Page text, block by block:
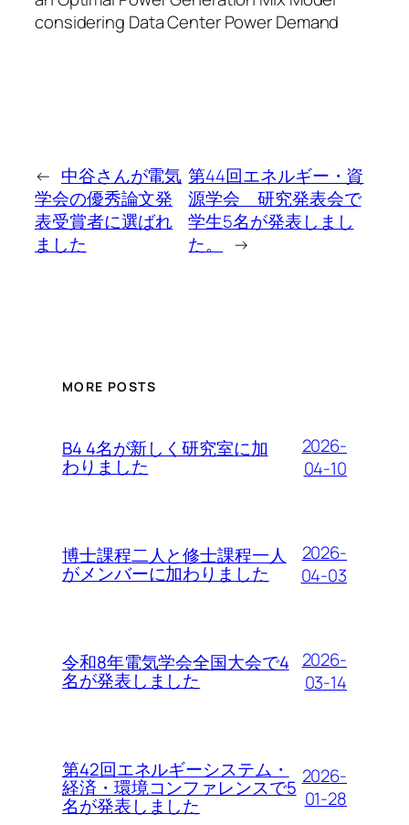
considering Data Center Power Demand
← 中谷さんが電気
学会の優秀論文発
表受賞者に選ばれ
ました
第44回エネルギー・資
源学会 研究発表会で
学生5名が発表しまし
た。
→
MORE POSTS
B4 4名が新しく研究室に加
わりました
2026-
04-10
博士課程二人と修士課程一人
がメンバーに加わりました
2026-
04-03
令和8年電気学会全国大会で4
名が発表しました
2026-
03-14
第42回エネルギーシステム・
経済・環境コンファレンスで5
名が発表しました
2026-
01-28